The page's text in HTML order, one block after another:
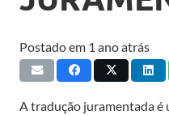
Postado em 1 ano atrás
A tradução juramentada é